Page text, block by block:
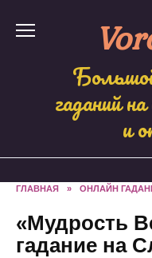
гаданий
и
ГЛАВНАЯ » ОНЛАЙН
«Мудрость
гадание на